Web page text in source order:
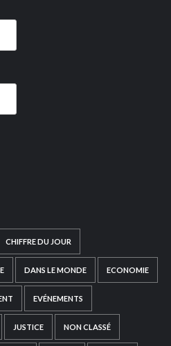
CHIFFRE DU JOUR
DANS LE MONDE ECONOMIE
EVÉNEMENTS
JUSTICE NON CLASSÉ